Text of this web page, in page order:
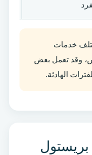
خدمات
وقد تعمل بعض
الهادئة.
بريستول